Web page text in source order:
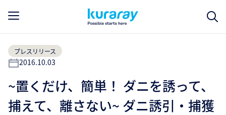
プレスリリース
2016.10.03
~置くだけ、簡単！ ダニを誘って、
捕えて、離さない~ ダニ誘引・捕獲